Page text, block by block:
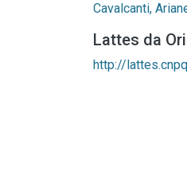
Cavalcanti,
Lattes da
http://